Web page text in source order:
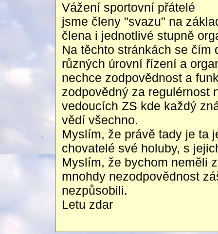
Vážení sportovní přátelé
jsme členy "svazu" na
člena i jednotlivé stupně
Na těchto stránkách se čím
různých úrovní řízení a
nechce zodpovědnost a
zodpovědný za regulérnost
vedoucích ZS kde každý
vědí všechno.
Myslím, že právě tady je ta
chovatelé své holuby, s
Myslím, že bychom neměli
mnohdy nezodpovědnost
nezpůsobili.
Letu zdar